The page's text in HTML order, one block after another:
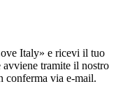
Italy» e ricevi il tuo
tramite il nostro
via e-mail.